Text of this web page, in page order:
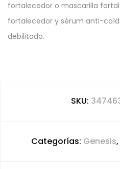
fortalecedor o mascarilla
fortalecedor y sérum anti-
debilitado.
SKU:
Categorías: Genesis,